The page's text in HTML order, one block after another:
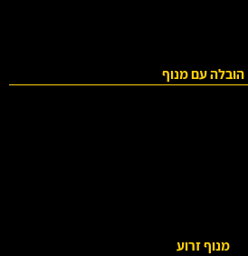
הובלה עם מנוף
מנוף זרוע